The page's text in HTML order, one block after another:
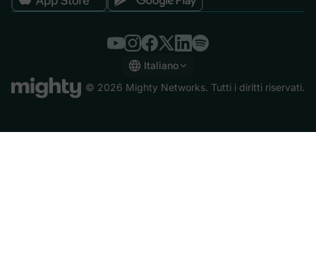
Italiano
English
© 2026 Mighty Networks. Tutti i diritti riservati.